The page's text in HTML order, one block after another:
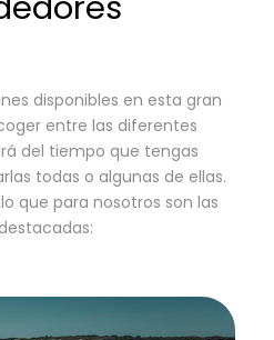
disponibles en esta gran
entre las diferentes
del tiempo que tengas
todas o algunas de ellas.
que para nosotros son las